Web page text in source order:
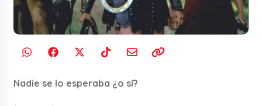
Nadie se lo esperaba ¿o sí?